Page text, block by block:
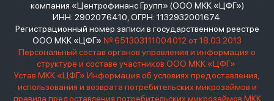
компания «Центрофинанс Групп» (ООО МКК «ЦФГ»)
ИНН: 2902076410, ОГРН: 1132932001674
Регистрационный номер записи в государственном реестре
ООО МКК «ЦФГ» № 651303111004012 от 18.03.2013
Персональный состав органов управления и информация о
структуре и составе участников ООО МКК «ЦФГ»
Устав МКК «ЦФГ» Информация об условиях предоставления,
использования и возврата потребительских микрозаймов и
правила предоставления потребительских микрозаймов МКК